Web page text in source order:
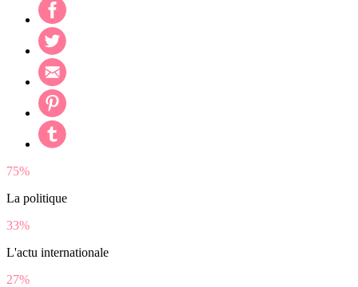
75%
La politique
33%
L'actu internationale
27%